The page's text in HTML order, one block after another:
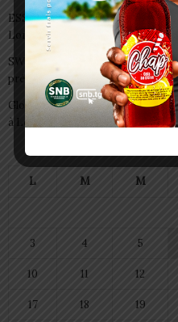
ESSAL 2026 : les admissibles
Lomé
SWEDD+ Togo / ECOLE DE LA
préparent à transmettre
Glory Night 2026: Sonnie Badu
à Lomé
L M M
3 4 5
10 11 12
17 18 19